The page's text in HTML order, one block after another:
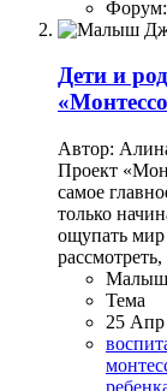
Форум:
Дети и
Автор:
Проект
самое
только
ощупать мир
Тема
25 Апр